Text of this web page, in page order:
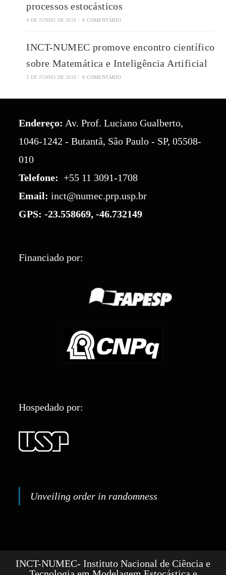
processos estocásticos
4 DE JUNHO DE 2026 / 0 COMENTÁRIO
INCT-NUMEC promove encontro científico
sobre Matemática e Inteligência Artificial
3 DE JUNHO DE 2026 / 0 COMENTÁRIO
Endereço: Av. Prof. Luciano Gualberto,
1046-1242 - Butantã, São Paulo - SP, 05508-
010
Telefone: +55 11 3091-1708
Email: inct@numec.prp.usp.br
GPS:-23.558669, -46.732149
Financiado por:
Hospedado por:
Unveiling order in randomness
INCT-NUMEC- Instituto Nacional de Ciência e